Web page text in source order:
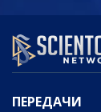
СМОТРЕТЬ
ПЕРЕДАЧИ